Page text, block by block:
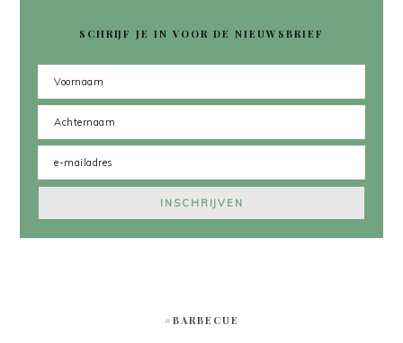
SCHRIJF JE IN VOOR DE NIEUWSBRIEF
#BARBECUE